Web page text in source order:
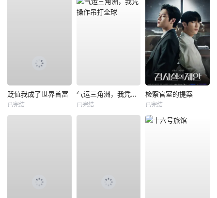
贬值我成了世界首富
已完结
气运三角洲，我凭操作吊打全球
已完结
检察官室的提案
已完结